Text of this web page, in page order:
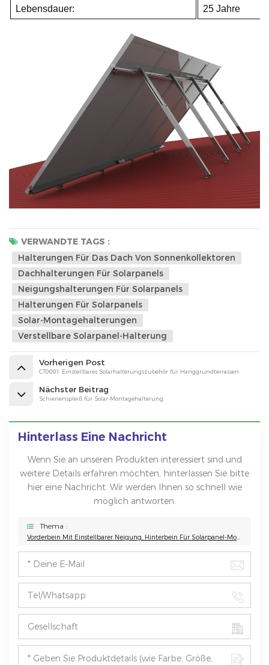
Lebensdauer: 25 Jahre
VERWANDTE TAGS :
Halterungen Für Das Dach Von Sonnenkollektoren
Dachhalterungen Für Solarpanels
Neigungshalterungen Für Solarpanels
Halterungen Für Solarpanels
Solar-Montagehalterungen
Verstellbare Solarpanel-Halterung
Vorherigen Post
CT0001 Einstellbares Solarhalterungszubehör für Hanggrundterrassen
Nächster Beitrag
Schienenspleiß für Solar-Montagehalterung
Hinterlass Eine Nachricht
Wenn Sie an unseren Produkten interessiert sind und
weitere Details erfahren möchten, hinterlassen Sie bitte
hier eine Nachricht. Wir werden Ihnen so schnell wie
möglich antworten.
Thema :
Vorderbein Mit Einstellbarer Neigung, Hinterbein Für Solarpanel-Montagehalterungen